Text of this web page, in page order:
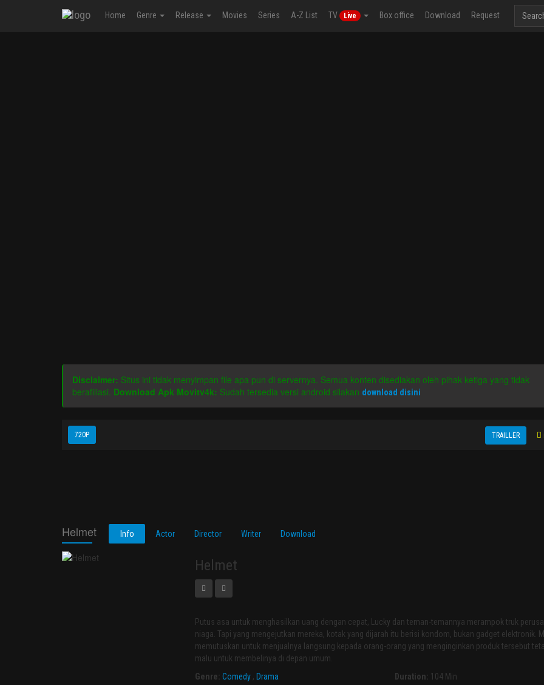
Home Genre Release Movies Series A-Z List TV Live Box office Download Request
Disclaimer: Situs ini tidak menyimpan file apa pun di servernya. Semua konten disediakan oleh pihak ketiga yang tidak
berafiliasi. Download Apk Movitv4k: Sudah tersedia versi android silakan download disini
720P TRAILLER
Helmet Info Actor Director Writer Download
Helmet
Putus asa untuk menghasilkan uang dengan cepat, Lucky dan teman-temannya merampok truk
niaga. Tapi yang mengejutkan mereka, kotak yang dijarah itu berisi kondom, bukan gadget elektronik.
memutuskan untuk menjualnya langsung kepada orang-orang yang menginginkan produk tersebut
malu untuk membelinya di depan umum.
Genre:Comedy , Drama
Duration: 104 Min